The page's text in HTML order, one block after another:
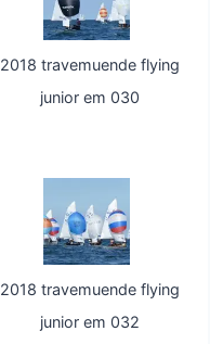
2018 travemuende flying
junior em 030
2018 travemuende flying
junior em 032